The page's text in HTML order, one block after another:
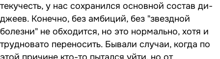
текучесть, у нас сохранился основной состав ди-
джеев. Конечно, без амбиций, без "звездной
болезни" не обходится, но это нормально, хотя и
трудновато переносить. Бывали случаи, когда по